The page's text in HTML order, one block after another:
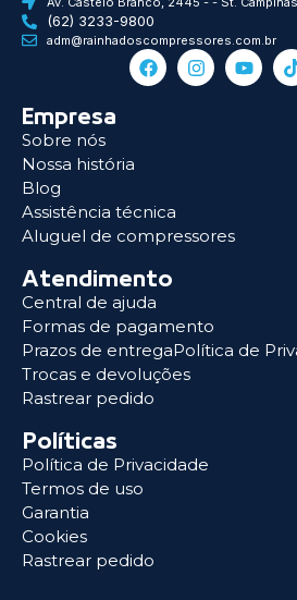
(62) 3233-9800
adm@rainhadoscompressores.com.br
Empresa
Sobre nós
Nossa história
Blog
Assistência técnica
Aluguel de compressores
Atendimento
Central de ajuda
Formas de pagamento
Prazos de entregaPolítica de
Trocas e devoluções
Rastrear pedido
Políticas
Política de Privacidade
Termos de uso
Garantia
Cookies
Rastrear pedido